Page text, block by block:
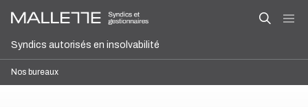
Syndics autorisés en insolvabilité
Nos bureaux